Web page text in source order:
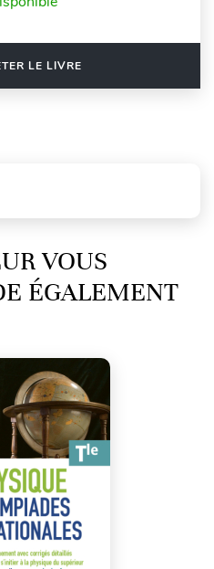
LE LIVRE
VOUS
ÉGALEMENT